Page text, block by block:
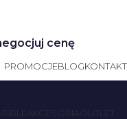
cenę
PROMOCJEBLOGKONTAKT
AKCESORIA OUTLET